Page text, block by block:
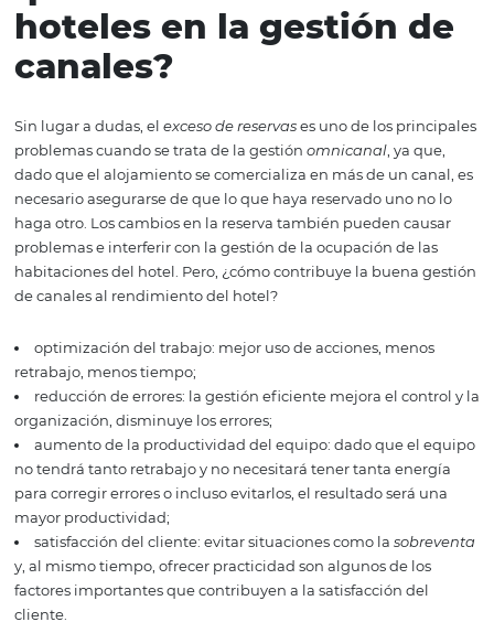
importante para la administración de canales y lo
elegir lo mejor para su hotel.
¿Cuáles son los
que enfrentan los
hoteles en la gestión
canales?
problemas cuando se trata de la gestiónomnicanal
dado que el alojamiento se comercializa en más de un
necesario asegurarse de que lo que haya reservado uno
haga otro. Los cambios en la reserva también pueden
problemas e interferir con la gestión de la ocupación de
habitaciones del hotel. Pero, ¿cómo contribuye la
de canales al rendimiento del hotel?
optimización del trabajo: mejor uso de acciones,
retrabajo, menos tiempo;